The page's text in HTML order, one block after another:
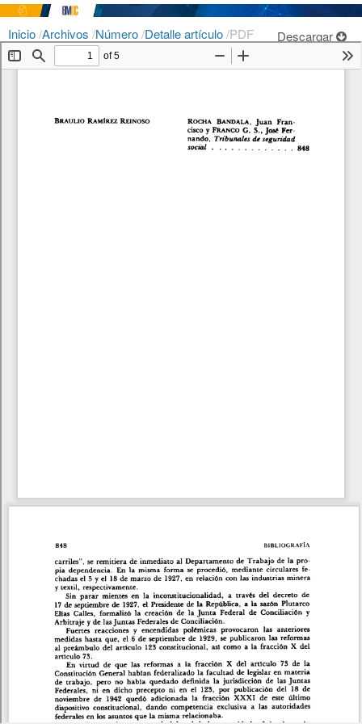
Inicio/Archivos /Número/Detalle artículo/PDF Descargar